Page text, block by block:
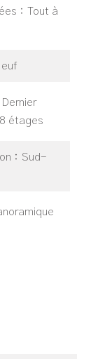
Tout à
Dernier
étages
Sud-